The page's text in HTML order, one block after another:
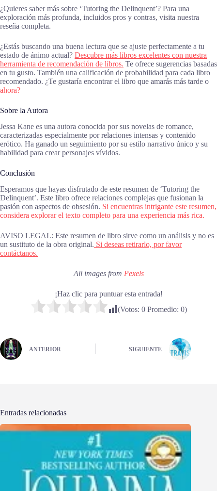
¿Quieres saber más sobre ‘Tutoring the Delinquent’? Para una
exploración más profunda, incluidos pros y contras, visita nuestra
reseña completa.
¿Estás buscando una buena lectura que se ajuste perfectamente a tu
estado de ánimo actual? Descubre más libros excelentes con nuestra
herramienta de recomendación de libros. Te ofrece sugerencias basadas
en tu gusto. También una calificación de probabilidad para cada libro
recomendado. ¿Te gustaría encontrar el libro que amarás más tarde o
ahora?
Sobre la Autora
Jessa Kane es una autora conocida por sus novelas de romance,
caracterizadas especialmente por relaciones intensas y contenido
erótico. Ha ganado un seguimiento por su estilo narrativo único y su
habilidad para crear personajes vívidos.
Conclusión
Esperamos que hayas disfrutado de este resumen de ‘Tutoring the
Delinquent’. Este libro ofrece relaciones complejas que fusionan la
pasión con aspectos de obsesión. Si encuentras intrigante este resumen,
considera explorar el texto completo para una experiencia más rica.
AVISO LEGAL: Este resumen de libro sirve como un análisis y no es
un sustituto de la obra original. Si deseas retirarlo, por favor
contáctanos.
All images from Pexels
¡Haz clic para puntuar esta entrada!
(Votos: 0Promedio: 0)
ANTERIOR SIGUIENTE
Entradas relacionadas